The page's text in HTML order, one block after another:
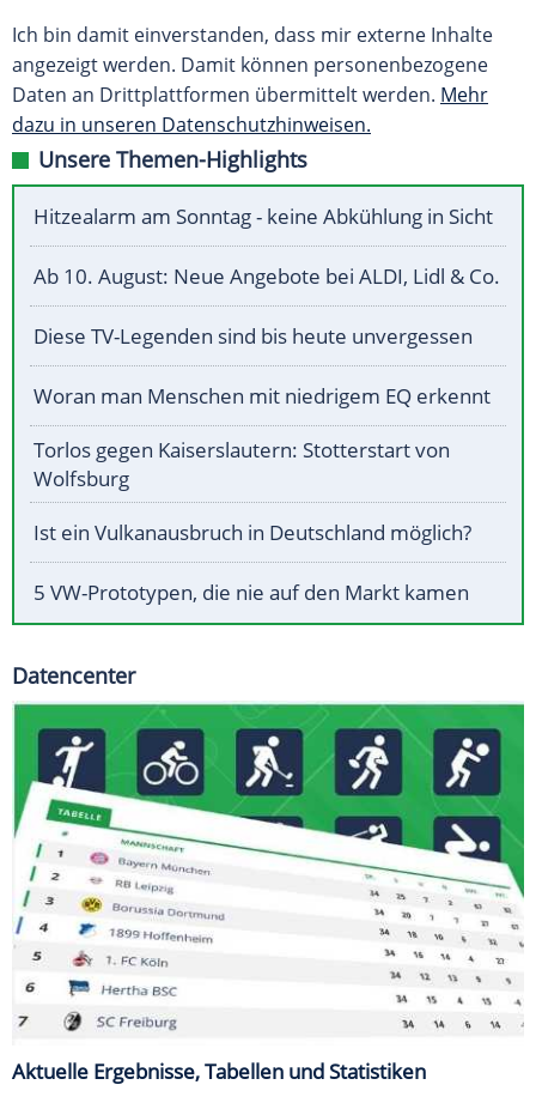
Ich bin damit einverstanden, dass mir externe Inhalte
angezeigt werden. Damit können personenbezogene
Daten an Drittplattformen übermittelt werden. Mehr
dazu in unseren Datenschutzhinweisen.
Unsere Themen-Highlights
Hitzealarm am Sonntag - keine Abkühlung in Sicht
Ab 10. August: Neue Angebote bei ALDI, Lidl & Co.
Diese TV-Legenden sind bis heute unvergessen
Woran man Menschen mit niedrigem EQ erkennt
Torlos gegen Kaiserslautern: Stotterstart von
Wolfsburg
Ist ein Vulkanausbruch in Deutschland möglich?
5 VW-Prototypen, die nie auf den Markt kamen
Datencenter
Aktuelle Ergebnisse, Tabellen und Statistiken